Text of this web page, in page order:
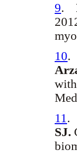
9.
10.
11 .
SJ.